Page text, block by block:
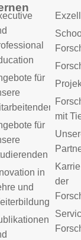
für
für
in
und
mit
der